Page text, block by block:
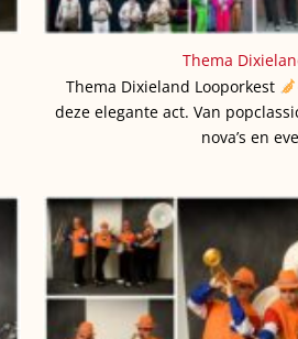
Thema
Thema Dixieland Looporkest
deze elegante act. Van
nova’s en